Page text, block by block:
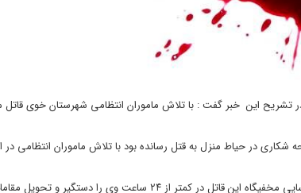
تشریح این خبر گفت : با تلاش ماموران انتظامی شهرستان خوی قاتل
اسلحه شکاری در حیاط منزل به قتل رسانده بود با تلاش ماموران انتظامی
فرمانده انتظامی خوی افزود: پلیس این شهرستان با اتکا به شگرد‌های پلیسی توانست با شناسایی مخفیگاه این قاتل در کمتر از ۲۴